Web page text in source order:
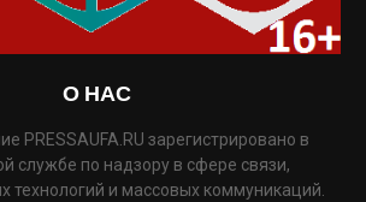
О НАС
PRESSAUFA.RU зарегистрировано в
службе по надзору в сфере связи,
технологий и массовых коммуникаций.